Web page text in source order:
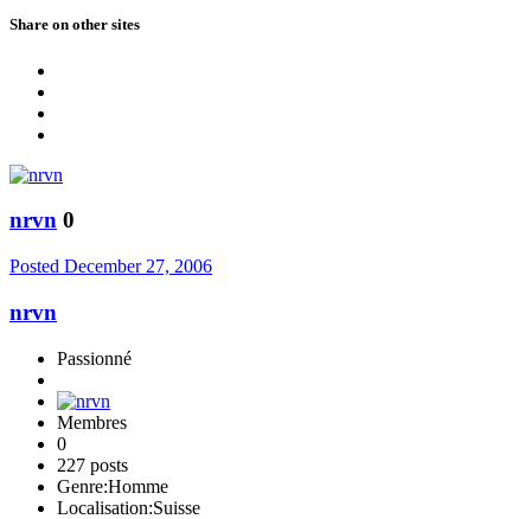
Share on other sites
nrvn 0
Posted December 27, 2006
nrvn
Passionné
Membres
0
227 posts
Genre:Homme
Localisation:Suisse